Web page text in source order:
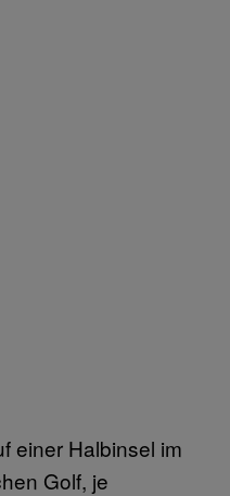
einer Halbinsel im
Golf, je